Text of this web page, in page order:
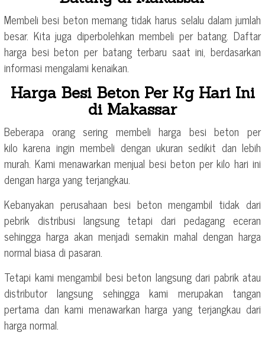
Membeli besi beton memang tidak harus selalu dalam jumlah
besar. Kita juga diperbolehkan membeli per batang. Daftar
harga besi beton per batang terbaru saat ini, berdasarkan
informasi mengalami kenaikan.
Harga Besi Beton Per Kg Hari Ini
di Makassar
Beberapa orang sering membeli harga besi beton per
kilo karena ingin membeli dengan ukuran sedikit dan lebih
murah. Kami menawarkan menjual besi beton per kilo hari ini
dengan harga yang terjangkau.
Kebanyakan perusahaan besi beton mengambil tidak dari
pebrik distribusi langsung tetapi dari pedagang eceran
sehingga harga akan menjadi semakin mahal dengan harga
normal biasa di pasaran.
Tetapi kami mengambil besi beton langsung dari pabrik atau
distributor langsung sehingga kami merupakan tangan
pertama dan kami menawarkan harga yang terjangkau dari
harga normal.